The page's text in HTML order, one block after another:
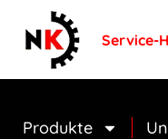
Service-
Produkte